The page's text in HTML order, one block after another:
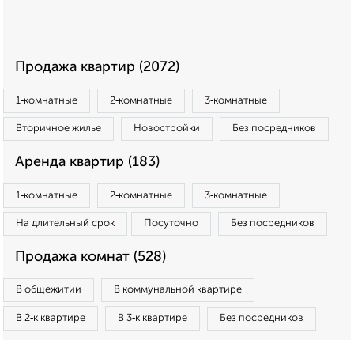
Продажа квартир (2072)
1‑комнатные 2‑комнатные 3‑комнатные
Вторичное жилье Новостройки Без посредников
Аренда квартир (183)
1‑комнатные 2‑комнатные 3‑комнатные
На длительный срок Посуточно Без посредников
Продажа комнат (528)
В общежитии В коммунальной квартире
В 2‑к квартире В 3‑к квартире Без посредников